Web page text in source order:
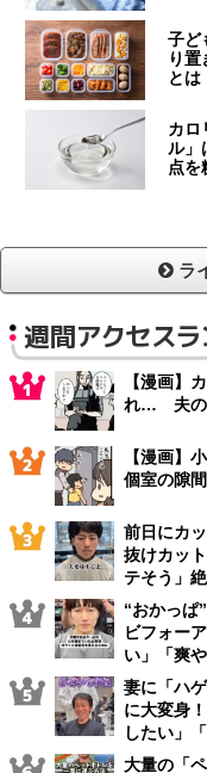
子ど
り
とは
カロ
ル」
点を
ラ
週間アクセス
【漫画】
れ… 夫の“
【漫画】
個室の隙
前日にカ
抜けカッ
テそう」
“おかっ
ビフォー
い」「爽
妻に「ハ
に大変身
したい」
大量の「